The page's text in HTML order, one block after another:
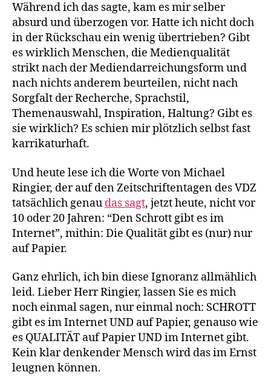
Während ich das sagte, kam es mir selber
absurd und überzogen vor. Hatte ich nicht doch
in der Rückschau ein wenig übertrieben? Gibt
es wirklich Menschen, die Medienqualität
strikt nach der Mediendarreichungsform und
nach nichts anderem beurteilen, nicht nach
Sorgfalt der Recherche, Sprachstil,
Themenauswahl, Inspiration, Haltung? Gibt es
sie wirklich? Es schien mir plötzlich selbst fast
karrikaturhaft.
Und heute lese ich die Worte von Michael
Ringier, der auf den Zeitschriftentagen des VDZ
tatsächlich genau das sagt, jetzt heute, nicht vor
10 oder 20 Jahren: “Den Schrott gibt es im
Internet”, mithin: Die Qualität gibt es (nur) nur
auf Papier.
Ganz ehrlich, ich bin diese Ignoranz allmählich
leid. Lieber Herr Ringier, lassen Sie es mich
noch einmal sagen, nur einmal noch: SCHROTT
gibt es im Internet UND auf Papier, genauso wie
es QUALITÄT auf Papier UND im Internet gibt.
Kein klar denkender Mensch wird das im Ernst
leugnen können.